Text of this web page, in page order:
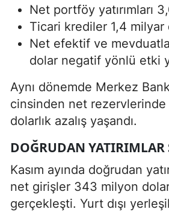
Net portföy yatırımları
Ticari krediler 1,4 milyar
Net efektif ve
dolar negatif yönlü etki
Aynı dönemde Merkez
cinsinden net rezervlerinde
dolarlık azalış yaşandı.
DOĞRUDAN
Kasım ayında doğrudan
net girişler 343 milyon
gerçekleşti. Yurt dışı